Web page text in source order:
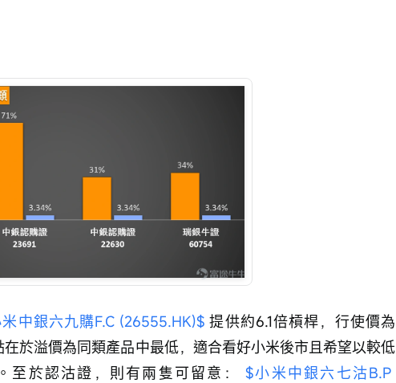
中銀六九購F.C (26555.HK)$ 提供約6.1倍槓桿，行使價為
於溢價為同類產品中最低，適合看好小米後市且希望以較低
至於認沽證，則有兩隻可留意： $小米中銀六七沽B.P